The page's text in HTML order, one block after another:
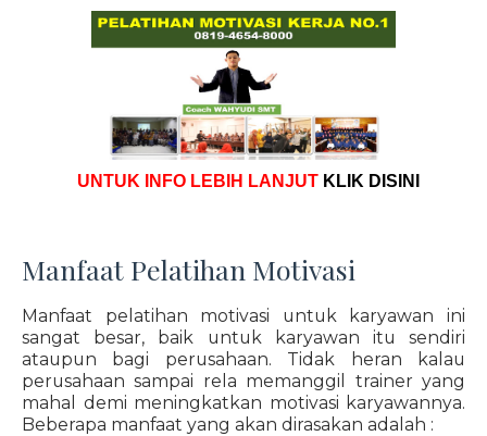
UNTUK INFO LEBIH LANJUT KLIK DISINI
Manfaat Pelatihan Motivasi
Manfaat pelatihan motivasi untuk karyawan ini
sangat besar, baik untuk karyawan itu sendiri
ataupun bagi perusahaan. Tidak heran kalau
perusahaan sampai rela memanggil trainer yang
mahal demi meningkatkan motivasi karyawannya.
Beberapa manfaat yang akan dirasakan adalah :